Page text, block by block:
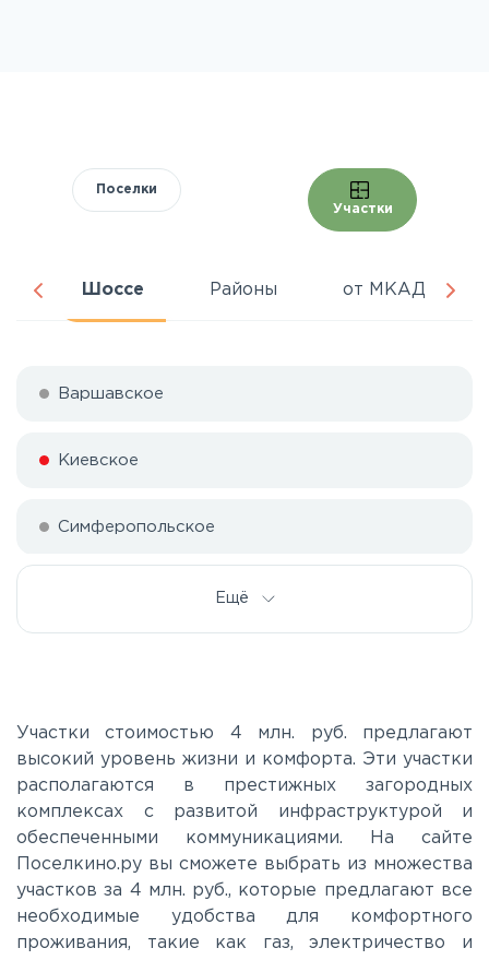
Поселки
Участки
Шоссе Районы от МКАД
Варшавское
Киевское
Симферопольское
Ещё
Участки стоимостью 4 млн. руб. предлагают
высокий уровень жизни и комфорта. Эти участки
располагаются в престижных загородных
комплексах с развитой инфраструктурой и
обеспеченными коммуникациями. На сайте
Поселкино.ру вы сможете выбрать из множества
участков за 4 млн. руб., которые предлагают все
необходимые удобства для комфортного
проживания, такие как газ, электричество и